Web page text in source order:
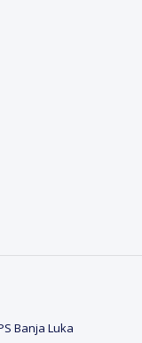
Banja Luka